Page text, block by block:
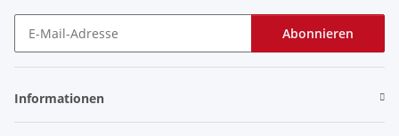
Abonnieren
Informationen